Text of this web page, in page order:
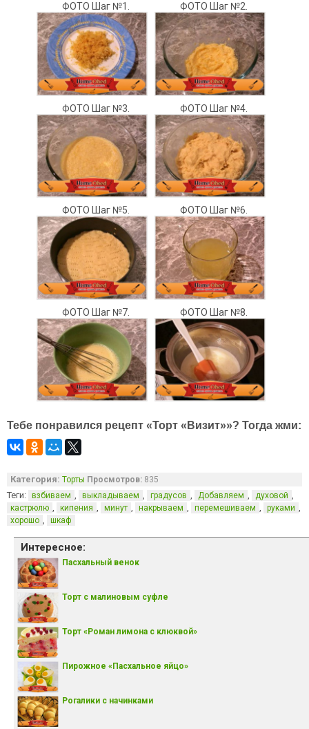
ФОТО Шаг №1. ФОТО Шаг №2.
ФОТО Шаг №3. ФОТО Шаг №4.
ФОТО Шаг №5. ФОТО Шаг №6.
ФОТО Шаг №7. ФОТО Шаг №8.
Тебе понравился рецепт «Торт «Визит»»? Тогда жми:
Категория: Торты Просмотров: 835
Теги: взбиваем , выкладываем , градусов , Добавляем , духовой ,
кастрюлю , кипения , минут , накрываем , перемешиваем , руками ,
хорошо , шкаф
Интересное:
Пасхальный венок
Торт с малиновым суфле
Торт «Роман лимона с клюквой»
Пирожное «Пасхальное яйцо»
Рогалики с начинками